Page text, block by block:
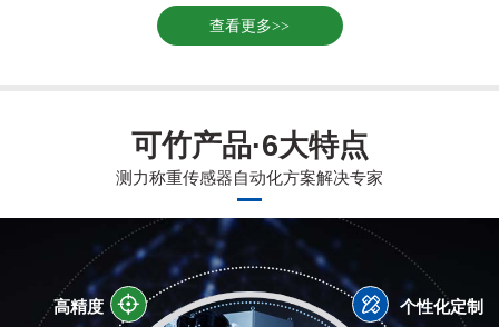
查看更多>>
可竹产品·6大特点
测力称重传感器自动化方案解决专家
高精度 个性化定制